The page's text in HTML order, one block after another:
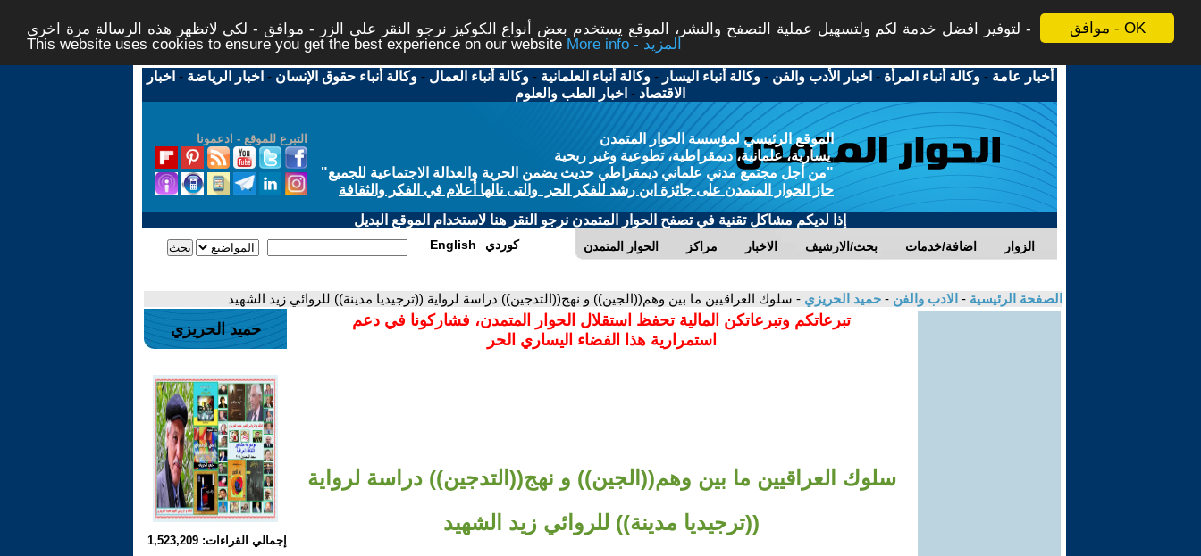
موافق - OK
لتوفير افضل خدمة لكم ولتسهيل عملية التصفح والنشر، الموقع يستخدم بعض أنواع الكوكيز نرجو النقر على الزر - موافق - لكي لاتظهر هذه الرسالة مرة اخرى -
This website uses cookies to ensure you get the best experience on our website
More info - المزيد
أخبار عامة -وكالة أنباء المرأة - اخبار الأدب والفن -وكالة أنباء اليسار -وكالة أنباء العلمانية -وكالة أنباء العمال -وكالة أنباء حقوق الإنسان - اخبار الرياضة - اخبار
الاقتصاد - اخبار الطب والعلوم
التبرع للموقع - ادعمونا
الموقع الرئيسي لمؤسسة الحوار المتمدن
يسارية، علمانية، ديمقراطية، تطوعية وغير ربحية
"من أجل مجتمع مدني علماني ديمقراطي حديث يضمن الحرية والعدالة الاجتماعية للجميع"
حاز الحوار المتمدن على جائزة ابن رشد للفكر الحر والتى نالها أعلام في الفكر والثقافة
إذا لديكم مشاكل تقنية في تصفح الحوار المتمدن نرجو النقر هنا لاستخدام الموقع البديل
الحوار المتمدن مراكز الاخبار بحث/الارشيف اضافة/خدمات الزوار English كوردي
الصفحة الرئيسية - الادب والفن - حميد الحريزي - سلوك العراقيين ما بين وهم((الجين)) و نهج((التدجين)) دراسة لرواية ((ترجيديا مدينة)) للروائي زيد الشهيد
تبرعاتكم وتبرعاتكن المالية تحفظ استقلال الحوار المتمدن، فشاركونا في دعم
استمرارية هذا الفضاء اليساري الحر
سلوك العراقيين ما بين وهم((الجين)) و نهج((التدجين)) دراسة لرواية
((ترجيديا مدينة)) للروائي زيد الشهيد
حميد الحريزي
إجمالي القراءات: 1,523,209